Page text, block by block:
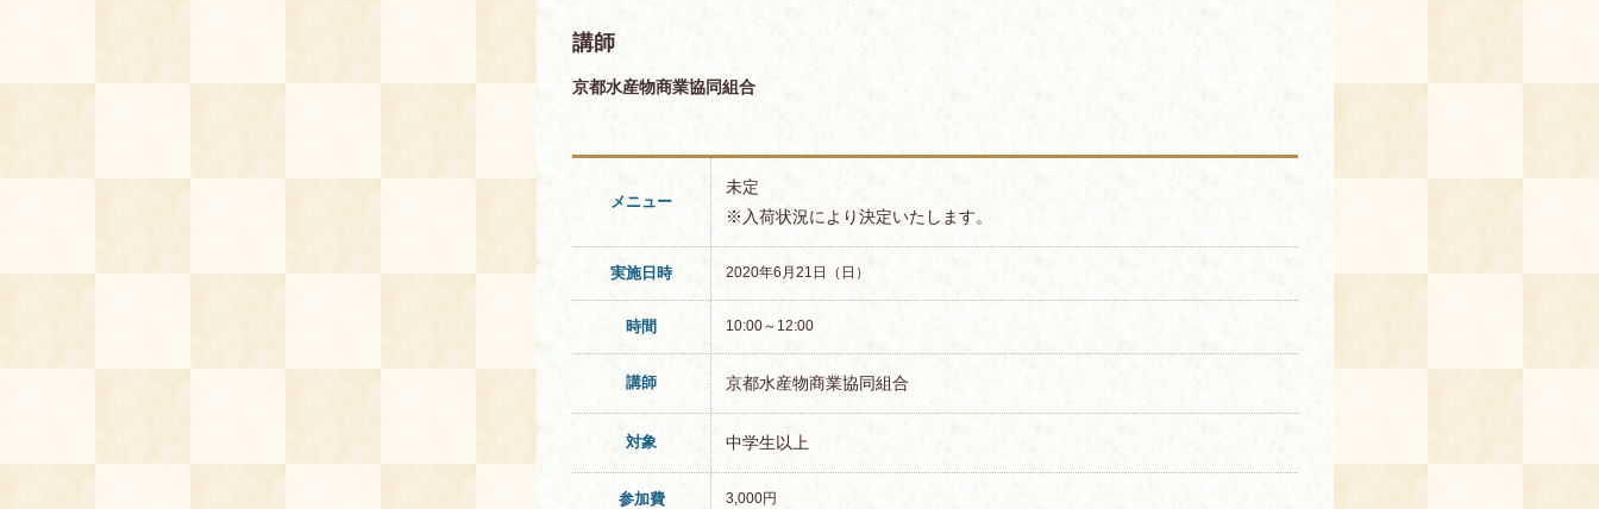
講師
京都水産物商業協同組合
メニュー
未定
※入荷状況により決定いたします。
実施日時 2020年6月21日（日）
時間 10:00～12:00
講師 京都水産物商業協同組合
対象 中学生以上
参加費 3,000円